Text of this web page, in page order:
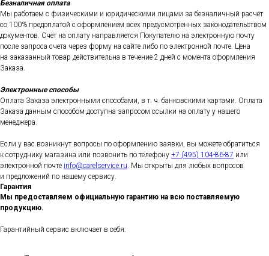
Безналичная оплата
Мы работаем с физическими и юридическими лицами за безналичный расчёт
со 100% предоплатой с оформлением всех предусмотренных законодательством
документов. Счёт на оплату направляется Покупателю на электронную почту
после запроса счета через форму на сайте либо по электронной почте. Цена
на заказанный товар действительна в течение 2 дней с момента оформления
Заказа.
Электронные способы
Оплата Заказа электронными способами, в т. ч. банковскими картами. Оплата
Заказа данным способом доступна запросом ссылки на оплату у нашего
менеджера.
Если у вас возникнут вопросы по оформлению заявки, вы можете обратиться
к сотруднику магазина или позвонить по телефону +7 (495) 104-86-87 или
электронной почте info@carelservice.ru. Мы открыты для любых вопросов
и предложений по нашему сервису.
Гарантия
Мы предоставляем официальную гарантию на всю поставляемую
продукцию.
Гарантийный сервис включает в себя: